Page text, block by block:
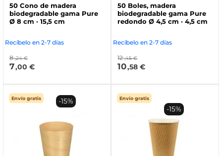
50 Cono de madera
biodegradable gama Pure
Ø 8 cm · 15,5 cm
Recíbelo en 2-7 días
8 ,24 €
7,00 €
50 Boles, madera
biodegradable gama Pure
redondo Ø 4,5 cm · 4,5 cm
Recíbelo en 2-7 días
12 ,45 €
10,58 €
Envío gratis -15% Envío gratis
-15%